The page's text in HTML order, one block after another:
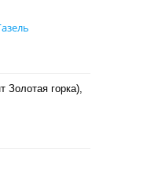
горка),